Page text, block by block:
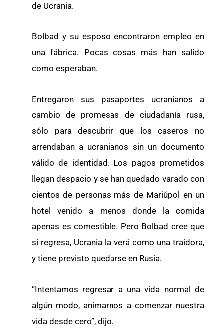
de Ucrania.
Bolbad y su esposo encontraron empleo en
una fábrica. Pocas cosas más han salido
como esperaban.
Entregaron sus pasaportes ucranianos a
cambio de promesas de ciudadanía rusa,
sólo para descubrir que los caseros no
arrendaban a ucranianos sin un documento
válido de identidad. Los pagos prometidos
llegan despacio y se han quedado varado con
cientos de personas más de Mariúpol en un
hotel venido a menos donde la comida
apenas es comestible. Pero Bolbad cree que
si regresa, Ucrania la verá como una traidora,
y tiene previsto quedarse en Rusia.
“Intentamos regresar a una vida normal de
algún modo, animarnos a comenzar nuestra
vida desde cero”, dijo.